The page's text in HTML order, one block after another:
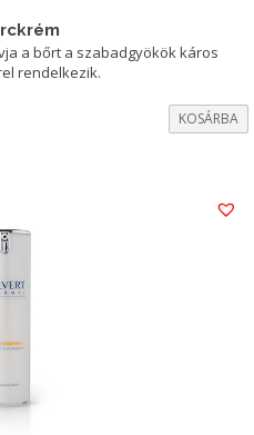
a bőrt a szabadgyökök káros
rendelkezik.
KOSÁRBA